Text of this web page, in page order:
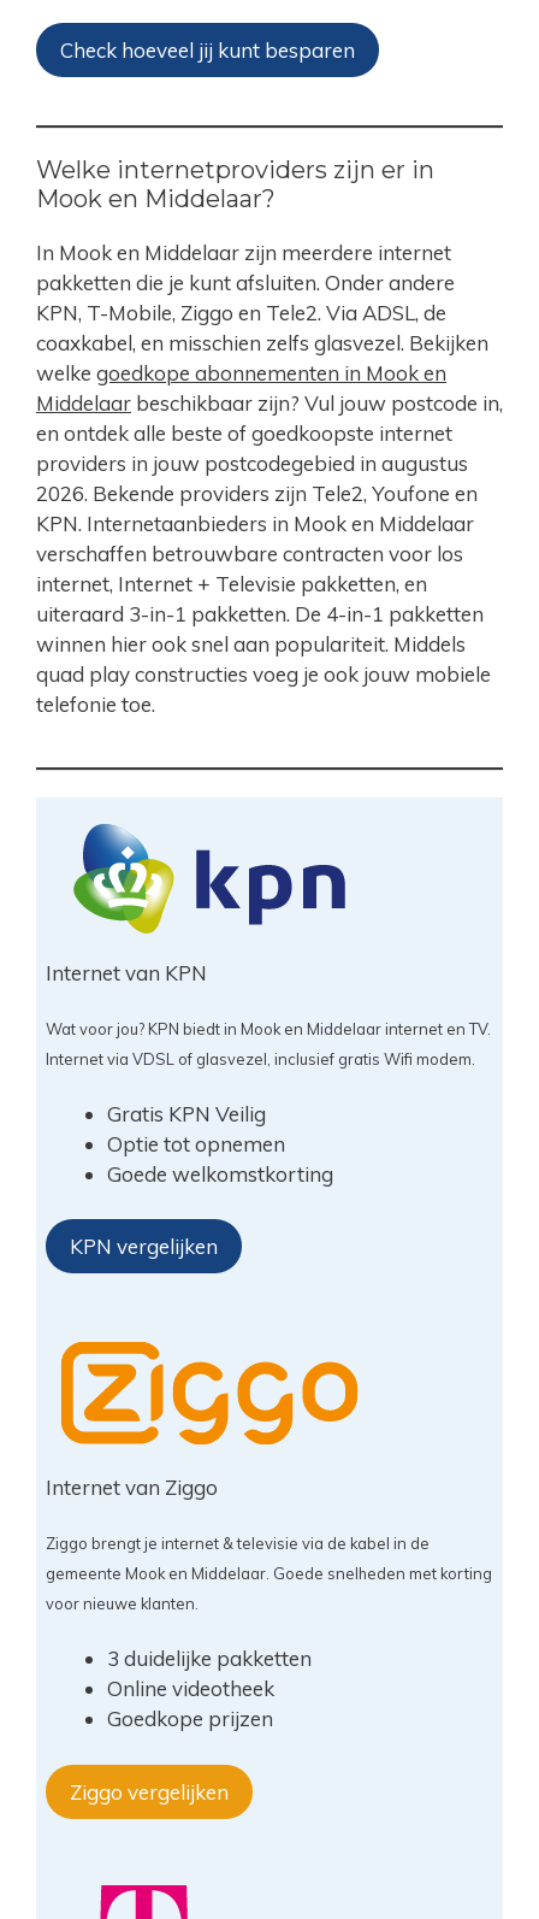
Check hoeveel jij kunt besparen
Welke internetproviders zijn er in
Mook en Middelaar?
In Mook en Middelaar zijn meerdere internet
pakketten die je kunt afsluiten. Onder andere
KPN, T-Mobile, Ziggo en Tele2. Via ADSL, de
coaxkabel, en misschien zelfs glasvezel. Bekijken
welke goedkope abonnementen in Mook en
Middelaar beschikbaar zijn? Vul jouw postcode in,
en ontdek alle beste of goedkoopste internet
providers in jouw postcodegebied in augustus
2026. Bekende providers zijn Tele2, Youfone en
KPN. Internetaanbieders in Mook en Middelaar
verschaffen betrouwbare contracten voor los
internet, Internet + Televisie pakketten, en
uiteraard 3-in-1 pakketten. De 4-in-1 pakketten
winnen hier ook snel aan populariteit. Middels
quad play constructies voeg je ook jouw mobiele
telefonie toe.
Internet van KPN
Wat voor jou? KPN biedt in Mook en Middelaar internet en TV.
Internet via VDSL of glasvezel, inclusief gratis Wifi modem.
Gratis KPN Veilig
Optie tot opnemen
Goede welkomstkorting
KPN vergelijken
Internet van Ziggo
Ziggo brengt je internet & televisie via de kabel in de
gemeente Mook en Middelaar. Goede snelheden met korting
voor nieuwe klanten.
3 duidelijke pakketten
Online videotheek
Goedkope prijzen
Ziggo vergelijken